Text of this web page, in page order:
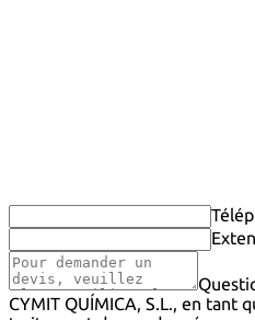
CYMIT QUÍMICA, S.L., en tant